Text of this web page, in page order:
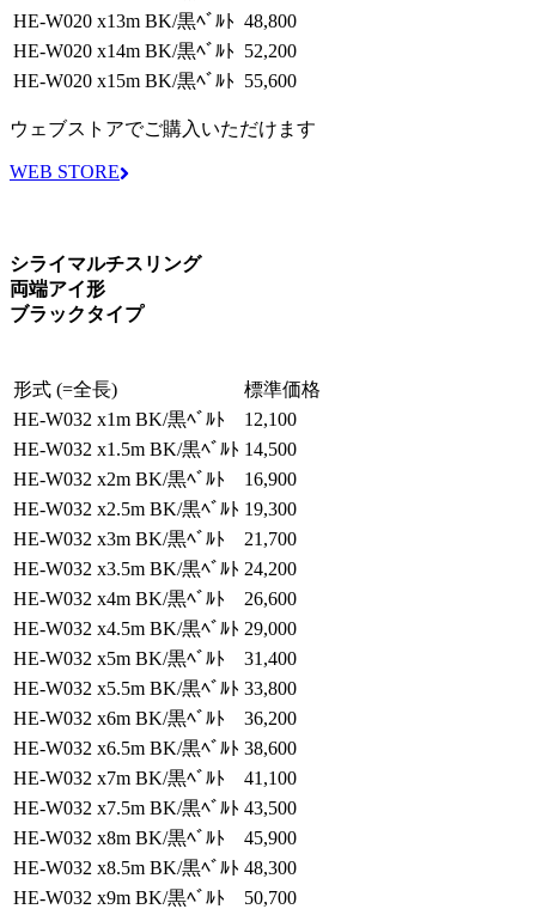
HE-W020 x13m BK/黒ﾍﾞﾙﾄ 48,800
HE-W020 x14m BK/黒ﾍﾞﾙﾄ 52,200
HE-W020 x15m BK/黒ﾍﾞﾙﾄ 55,600
ウェブストアでご購入いただけます
WEB STORE
シライマルチスリング
両端アイ形
ブラックタイプ
形式 (=全長)
標準価格
HE-W032 x1m BK/黒ﾍﾞﾙﾄ
12,100
HE-W032 x1.5m BK/黒ﾍﾞﾙﾄ 14,500
HE-W032 x2m BK/黒ﾍﾞﾙﾄ
16,900
HE-W032 x2.5m BK/黒ﾍﾞﾙﾄ 19,300
HE-W032 x3m BK/黒ﾍﾞﾙﾄ
21,700
HE-W032 x3.5m BK/黒ﾍﾞﾙﾄ 24,200
HE-W032 x4m BK/黒ﾍﾞﾙﾄ
26,600
HE-W032 x4.5m BK/黒ﾍﾞﾙﾄ 29,000
HE-W032 x5m BK/黒ﾍﾞﾙﾄ
31,400
HE-W032 x5.5m BK/黒ﾍﾞﾙﾄ 33,800
HE-W032 x6m BK/黒ﾍﾞﾙﾄ
36,200
HE-W032 x6.5m BK/黒ﾍﾞﾙﾄ 38,600
HE-W032 x7m BK/黒ﾍﾞﾙﾄ
41,100
HE-W032 x7.5m BK/黒ﾍﾞﾙﾄ 43,500
HE-W032 x8m BK/黒ﾍﾞﾙﾄ
45,900
HE-W032 x8.5m BK/黒ﾍﾞﾙﾄ 48,300
HE-W032 x9m BK/黒ﾍﾞﾙﾄ
50,700